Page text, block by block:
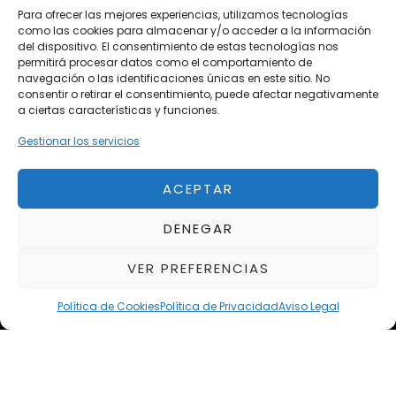
Para ofrecer las mejores experiencias, utilizamos tecnologías
como las cookies para almacenar y/o acceder a la información
del dispositivo. El consentimiento de estas tecnologías nos
permitirá procesar datos como el comportamiento de
navegación o las identificaciones únicas en este sitio. No
consentir o retirar el consentimiento, puede afectar negativamente
a ciertas características y funciones.
Gestionar los servicios
ACEPTAR
DENEGAR
VER PREFERENCIAS
Política de CookiesPolítica de PrivacidadAviso Legal
Vehículos de Ocasión
Próximos
Eclipse by SELECTO
Del 12/08/2026 al 12/08/2026
Del 02/10/2026 al 05/10/2026
Del 02/10/2026 al 05/10/2026